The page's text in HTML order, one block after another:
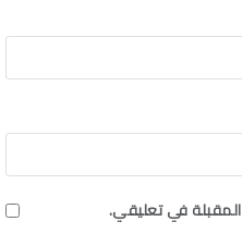
في تعليقي.